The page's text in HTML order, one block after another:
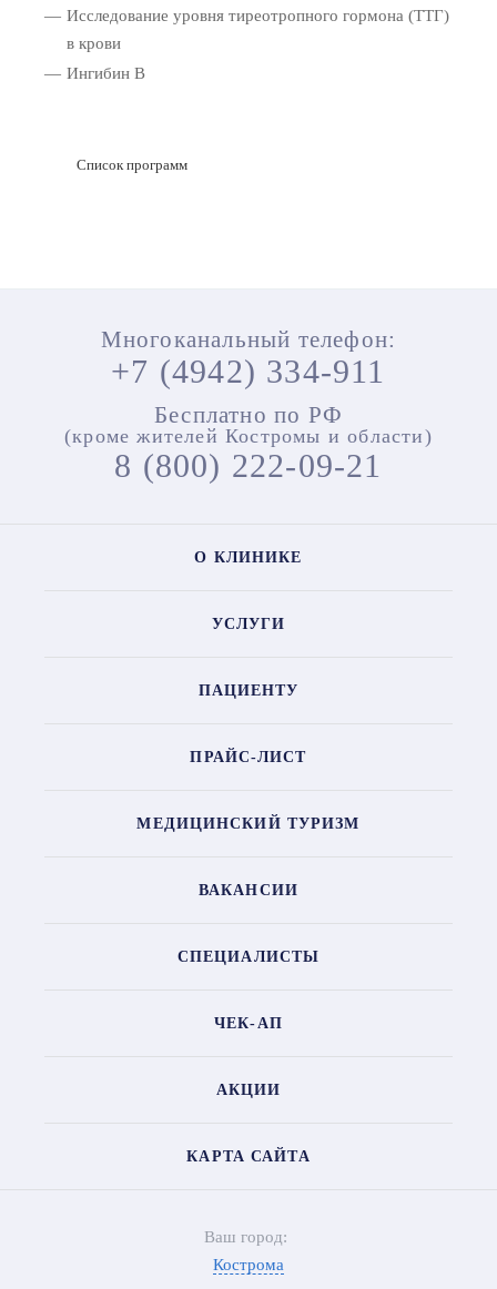
Исследование уровня тиреотропного гормона (ТТГ)
в крови
Ингибин В
Список программ
Многоканальный телефон:
+7 (4942) 334-911
Бесплатно по РФ
(кроме жителей Костромы и области)
8 (800) 222-09-21
О КЛИНИКЕ
УСЛУГИ
ПАЦИЕНТУ
ПРАЙС-ЛИСТ
МЕДИЦИНСКИЙ ТУРИЗМ
ВАКАНСИИ
СПЕЦИАЛИСТЫ
ЧЕК-АП
АКЦИИ
КАРТА САЙТА
Ваш город:
Кострома